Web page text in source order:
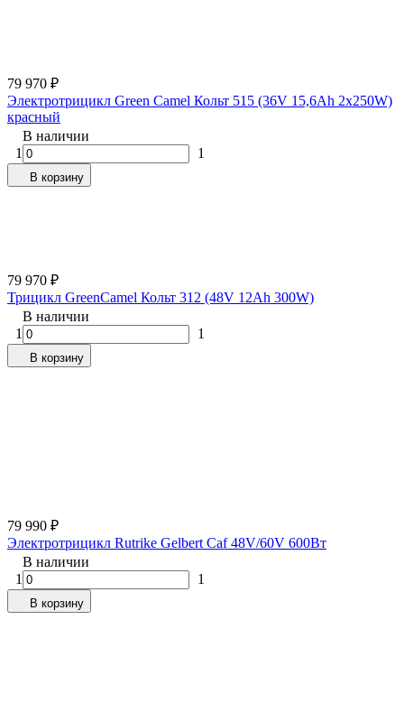
79 970 ₽
Электротрицикл Green Camel Кольт 515 (36V 15,6Ah 2x250W)
красный
В наличии
1
1
В корзину
79 970 ₽
Трицикл GreenCamel Кольт 312 (48V 12Ah 300W)
В наличии
1
1
В корзину
79 990 ₽
Электротрицикл Rutrike Gelbert Caf 48V/60V 600Вт
В наличии
1
1
В корзину